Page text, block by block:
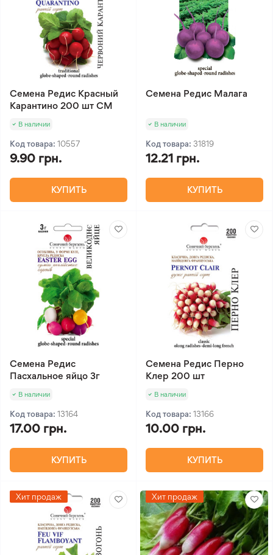
Семена Редис Красный
Карантино 200 шт СМ
В наличии
Код товара: 10557
9.90 грн.
КУПИТЬ
Семена Редис Малага
В наличии
Код товара: 31819
12.21 грн.
КУПИТЬ
Семена Редис
Пасхальное яйцо 3г
В наличии
Код товара: 13164
17.00 грн.
КУПИТЬ
Семена Редис Перно
Клер 200 шт
В наличии
Код товара: 13166
10.00 грн.
КУПИТЬ
Хит продаж Хит продаж